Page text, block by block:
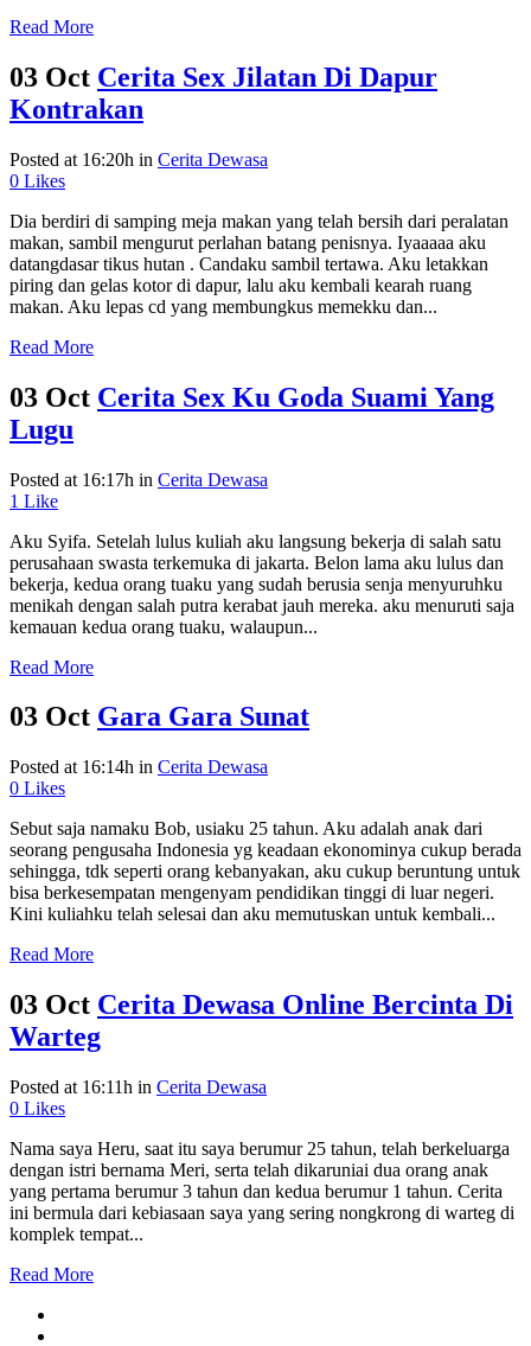
Read More
03 Oct Cerita Sex Jilatan Di Dapur
Kontrakan
Posted at 16:20h in Cerita Dewasa
0 Likes
Dia berdiri di samping meja makan yang telah bersih dari peralatan
makan, sambil mengurut perlahan batang penisnya. Iyaaaaa aku
datangdasar tikus hutan . Candaku sambil tertawa. Aku letakkan
piring dan gelas kotor di dapur, lalu aku kembali kearah ruang
makan. Aku lepas cd yang membungkus memekku dan...
Read More
03 Oct Cerita Sex Ku Goda Suami Yang
Lugu
Posted at 16:17h in Cerita Dewasa
1 Like
Aku Syifa. Setelah lulus kuliah aku langsung bekerja di salah satu
perusahaan swasta terkemuka di jakarta. Belon lama aku lulus dan
bekerja, kedua orang tuaku yang sudah berusia senja menyuruhku
menikah dengan salah putra kerabat jauh mereka. aku menuruti saja
kemauan kedua orang tuaku, walaupun...
Read More
03 Oct Gara Gara Sunat
Posted at 16:14h in Cerita Dewasa
0 Likes
Sebut saja namaku Bob, usiaku 25 tahun. Aku adalah anak dari
seorang pengusaha Indonesia yg keadaan ekonominya cukup berada
sehingga, tdk seperti orang kebanyakan, aku cukup beruntung untuk
bisa berkesempatan mengenyam pendidikan tinggi di luar negeri.
Kini kuliahku telah selesai dan aku memutuskan untuk kembali...
Read More
03 Oct Cerita Dewasa Online Bercinta Di
Warteg
Posted at 16:11h in Cerita Dewasa
0 Likes
Nama saya Heru, saat itu saya berumur 25 tahun, telah berkeluarga
dengan istri bernama Meri, serta telah dikaruniai dua orang anak
yang pertama berumur 3 tahun dan kedua berumur 1 tahun. Cerita
ini bermula dari kebiasaan saya yang sering nongkrong di warteg di
komplek tempat...
Read More